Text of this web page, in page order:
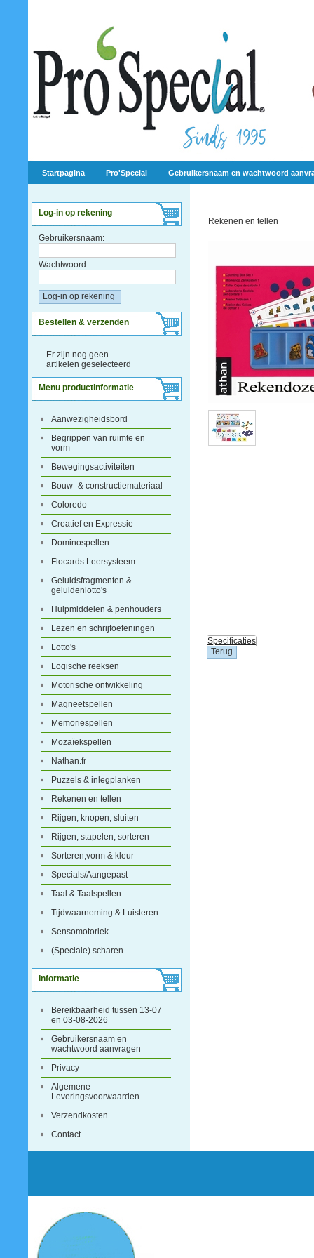
Startpagina Pro'Special Gebruikersnaam en wachtwoord
Log-in op rekening
Gebruikersnaam:
Wachtwoord:
Bestellen & verzenden
Er zijn nog geen
artikelen geselecteerd
Menu productinformatie
Aanwezigheidsbord
Begrippen van ruimte en
vorm
Bewegingsactiviteiten
Bouw- & constructiemateriaal
Coloredo
Creatief en Expressie
Dominospellen
Flocards Leersysteem
Geluidsfragmenten &
geluidenlotto's
Hulpmiddelen & penhouders
Lezen en schrijfoefeningen
Lotto's
Logische reeksen
Motorische ontwikkeling
Magneetspellen
Memoriespellen
Mozaïekspellen
Nathan.fr
Puzzels & inlegplanken
Rekenen en tellen
Rijgen, knopen, sluiten
Rijgen, stapelen, sorteren
Sorteren,vorm & kleur
Specials/Aangepast
Taal & Taalspellen
Tijdwaarneming & Luisteren
Sensomotoriek
(Speciale) scharen
Informatie
Bereikbaarheid tussen 13-07
en 03-08-2026
Gebruikersnaam en
wachtwoord aanvragen
Privacy
Algemene
Leveringsvoorwaarden
Verzendkosten
Contact
Rekenen en tellen
Specificaties